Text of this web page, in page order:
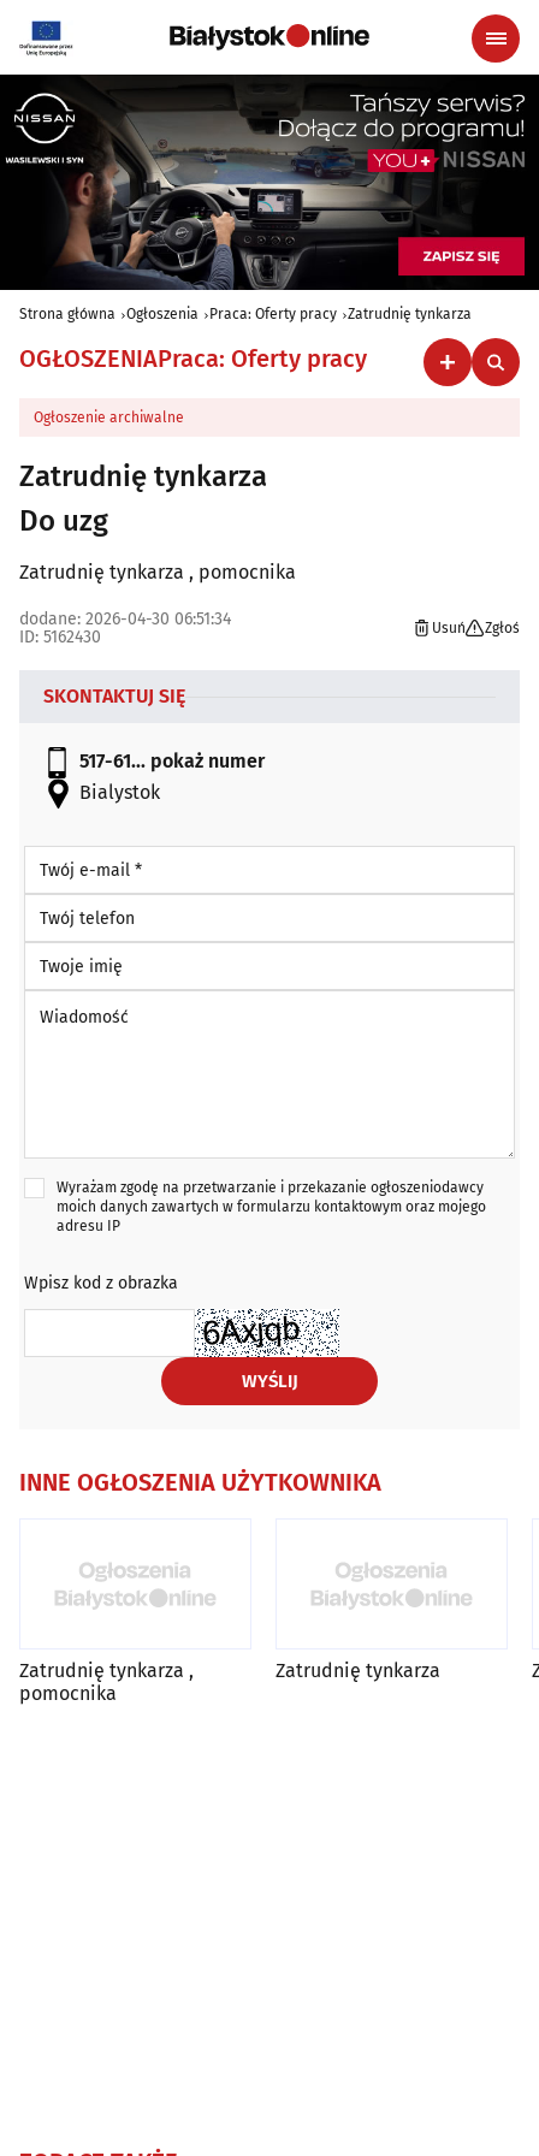
Strona główna Ogłoszenia Praca: Oferty pracy Zatrudnię tynkarza
OGŁOSZENIAPraca: Oferty pracy
Ogłoszenie archiwalne
Zatrudnię tynkarza
Do uzg
Zatrudnię tynkarza , pomocnika
dodane: 2026-04-30 06:51:34
ID: 5162430
Usuń Zgłoś
SKONTAKTUJ SIĘ
517-61... pokaż numer
Bialystok
Wyrażam zgodę na przetwarzanie i przekazanie ogłoszeniodawcy
moich danych zawartych w formularzu kontaktowym oraz mojego
adresu IP
Wpisz kod z obrazka
WYŚLIJ
INNE OGŁOSZENIA UŻYTKOWNIKA
Zatrudnię tynkarza ,
pomocnika
Zatrudnię tynkarza